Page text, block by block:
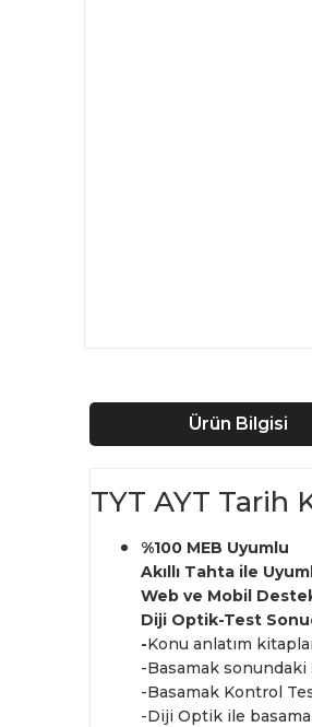
Ürün Bilgisi
TYT AYT Tarih
%100 MEB Uyumlu
Akıllı Tahta ile
Web ve Mobil
Diji Optik-Test
-Konu anlatım
-Basamak sonundaki
-Basamak Kontrol
-Diji Optik ile